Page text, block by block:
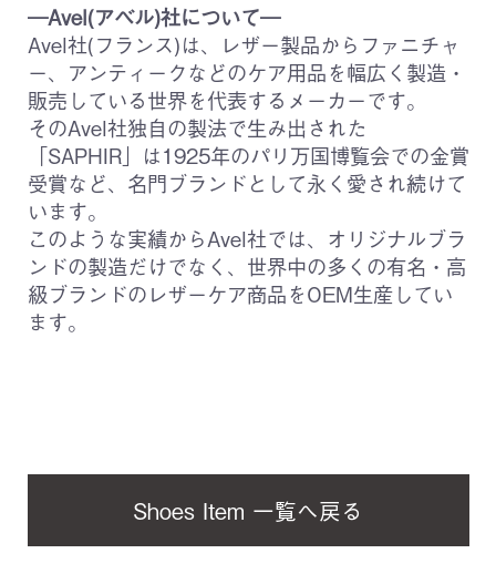
―Avel(アベル)社について―
Avel社(フランス)は、レザー製品からファニチャ
ー、アンティークなどのケア用品を幅広く製造・
販売している世界を代表するメーカーです。
そのAvel社独自の製法で生み出された
「SAPHIR」は1925年のパリ万国博覧会での金賞
受賞など、名門ブランドとして永く愛され続けて
います。
このような実績からAvel社では、オリジナルブラ
ンドの製造だけでなく、世界中の多くの有名・高
級ブランドのレザーケア商品をOEM生産してい
ます。
Shoes Item 一覧へ戻る